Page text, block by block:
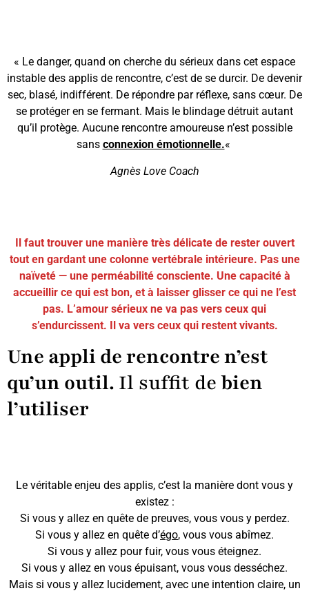
« Le danger, quand on cherche du sérieux dans cet espace
instable des applis de rencontre, c’est de se durcir. De devenir
sec, blasé, indifférent. De répondre par réflexe, sans cœur. De
se protéger en se fermant. Mais le blindage détruit autant
qu’il protège. Aucune rencontre amoureuse n’est possible
sans connexion émotionnelle.«
Agnès Love Coach
Il faut trouver une manière très délicate de rester ouvert
tout en gardant une colonne vertébrale intérieure. Pas une
naïveté — une perméabilité consciente. Une capacité à
accueillir ce qui est bon, et à laisser glisser ce qui ne l’est
pas. L’amour sérieux ne va pas vers ceux qui
s’endurcissent. Il va vers ceux qui restent vivants.
Une appli de rencontre n’est
qu’un outil. Il suffit debien
l’utiliser
Le véritable enjeu des applis, c’est la manière dont vous y
existez :
Si vous y allez en quête de preuves, vous vous y perdez.
Si vous y allez en quête d’égo, vous vous abîmez.
Si vous y allez pour fuir, vous vous éteignez.
Si vous y allez en vous épuisant, vous vous desséchez.
Mais si vous y allez lucidement, avec une intention claire, un